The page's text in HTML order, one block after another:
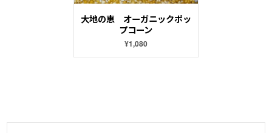
大地の恵 オーガニックポッ
プコーン
¥1,080